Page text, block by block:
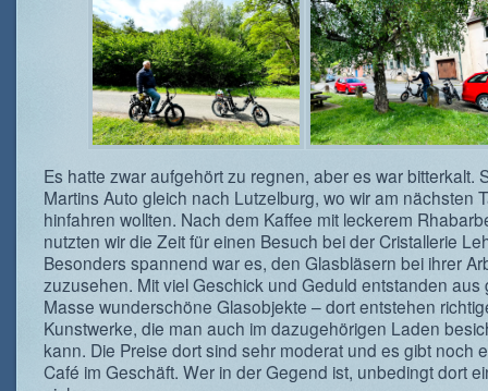
Es hatte zwar aufgehört zu regnen, aber es war bitterkalt.
Martins Auto gleich nach Lutzelburg, wo wir am nächsten
hinfahren wollten. Nach dem Kaffee mit leckerem
nutzten wir die Zeit für einen Besuch bei der Cristallerie
Besonders spannend war es, den Glasbläsern bei ihrer
zuzusehen. Mit viel Geschick und Geduld entstanden aus
Masse wunderschöne Glasobjekte – dort entstehen
Kunstwerke, die man auch im dazugehörigen Laden
kann. Die Preise dort sind sehr moderat und es gibt noch
Café im Geschäft. Wer in der Gegend ist, unbedingt dort